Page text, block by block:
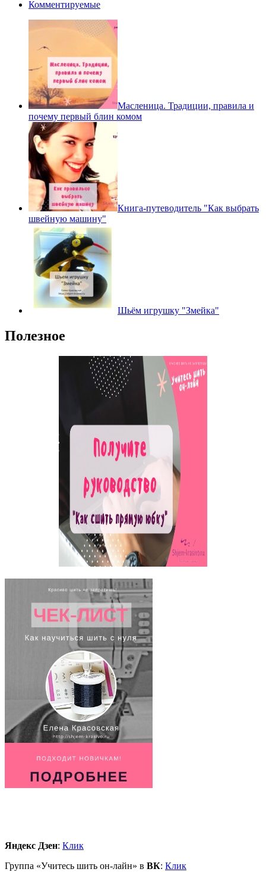
Комментируемые
Масленица. Традиции, правила и
почему первый блин комом
Книга-путеводитель "Как выбрать
швейную машину"
Шьём игрушку "Змейка"
Полезное
Яндекс Дзен: Клик
Группа «Учитесь шить он-лайн» в ВК: Клик